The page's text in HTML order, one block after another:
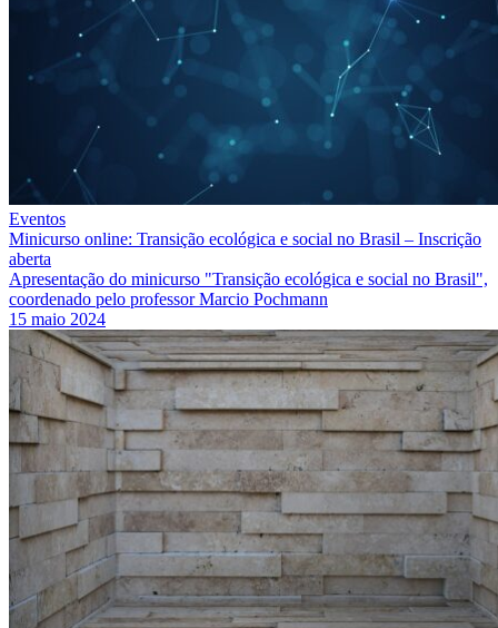
Eventos
Minicurso online: Transição ecológica e social no Brasil – Inscrição
aberta
Apresentação do minicurso "Transição ecológica e social no Brasil",
coordenado pelo professor Marcio Pochmann
15 maio 2024